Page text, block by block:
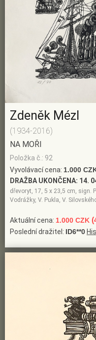
Zdeněk Mézl
(1934-2016)
NA MOŘI
Položka č.: 92
Vyvolávací cena: 1.000
DRAŽBA UKONČENA: 14.
dřevoryt, 17, 5 x 23,5 cm, sign.
Vodrážky, V. Pukla, V.
Aktuální cena: 1.000 CZK
Poslední dražitel: ID6**0